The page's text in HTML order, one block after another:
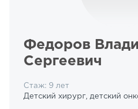
Федоров
Сергеевич
Стаж: 9 лет
Детский хирург, детский